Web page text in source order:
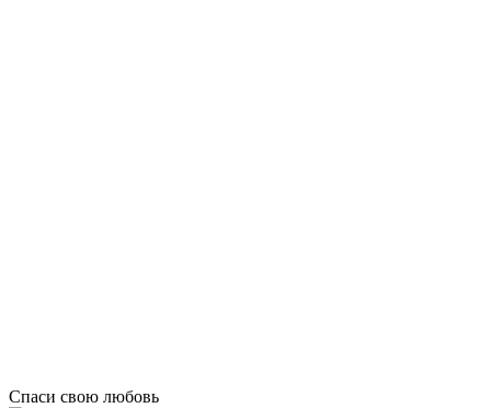
Спаси свою любовь